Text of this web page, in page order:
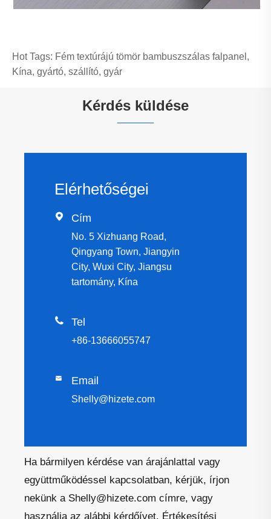
Hot Tags: Fém textúrájú tömör bambuszszálas falpanel,
Kína, gyártó, szállító, gyár
Kérdés küldése
Elérhetőségei
 Cím
No. 5 Xizhuang Road,
Qingyang Town, Jiangyin
City, Wuxi City, Jiangsu
tartomány, Kína
 Tel
+86-13666055747
 Email
Shelly@hizete.com
Ha bármilyen kérdése van árajánlattal vagy
együttműködéssel kapcsolatban, kérjük, írjon
nekünk a Shelly@hizete.com címre, vagy
használja az alábbi kérdőívet. Értékesítési